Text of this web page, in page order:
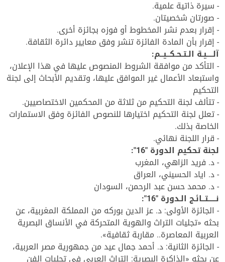
- سيرة ذاتية علمية.
- صورتان شخصيتان.
- إقرار بعدم نشر المخطوط أو فوزه بجائزة أخرى.
- إقرار بأن المادة الفائزة تنشر وفق معايير دائرة الثقافة.
آلــــيـة الـتـحـكــيــم:
- التأكد من موافقة الشروط المنصوص عليها في هذا الإعلان،
واستبعاد الأعمال غير الموافق عليها، وتقديم الأبحاث إلى لجنة
التحكيم
- تتألف لجنة التحكيم من ثلاثة من المحكمين الاختصاصيين.
- تعلل لجنة التحكيم اختيارها للنصوص الفائزة وفق الاستمارات
الخاصة بذلك.
- قرار اللجنة نهائي.
لجنة تحكيم الدورة "16":
- د. فريد الزاهي، المغرب
- د. اياد الحسيني، العراق
- د. محمد حسن عبد الرحمن، السودان
نـــــتــائـج الـدورة "16":
- الجائزة الأولى: د. عز الدين بوركه من المملكة المغربية، عن
بحثه «تجليات التراث والهوية المتحركة في الأنساق البصرية
العربية المعاصرة.. مقاربة ثقافية».
- الجائزة الثانية: د. أحمد جمال عيد من جمهورية مصر العربية،
عن بحثه «الذاكرة البصرية: التراث العربي في تجليات الفن